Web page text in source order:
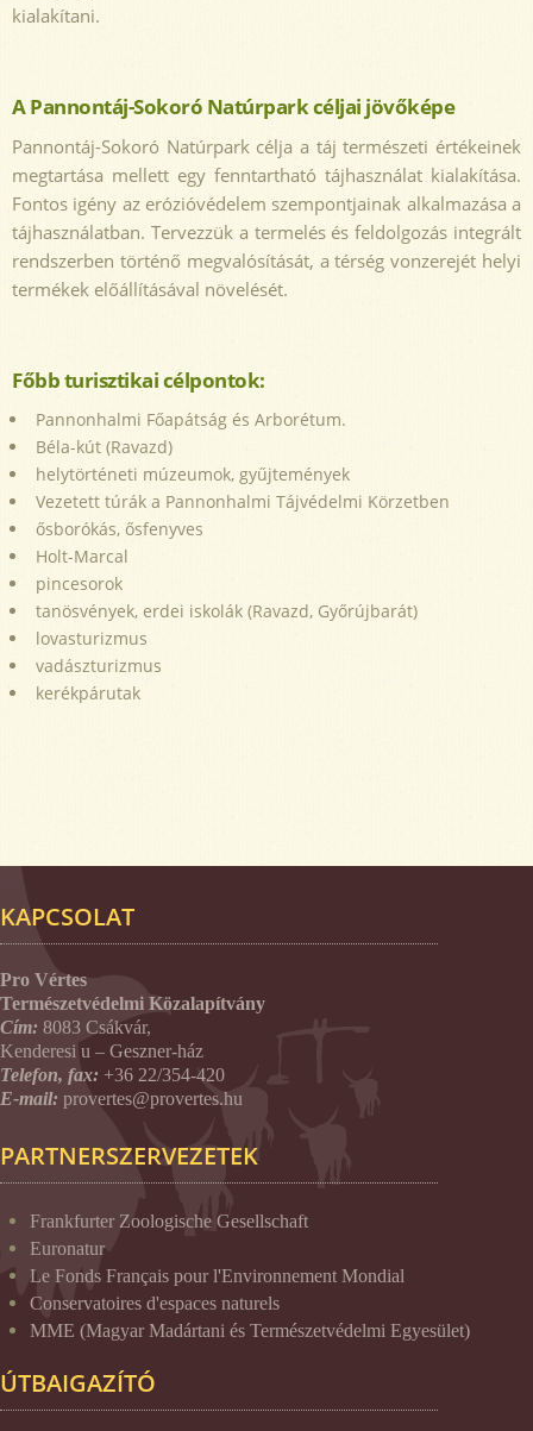
kialakítani.
A Pannontáj-Sokoró Natúrpark céljai jövőképe
Pannontáj-Sokoró Natúrpark célja a táj természeti értékeinek
megtartása mellett egy fenntartható tájhasználat kialakítása.
Fontos igény az erózióvédelem szempontjainak alkalmazása a
tájhasználatban. Tervezzük a termelés és feldolgozás integrált
rendszerben történő megvalósítását, a térség vonzerejét helyi
termékek előállításával növelését.
Főbb turisztikai célpontok:
Pannonhalmi Főapátság és Arborétum.
Béla-kút (Ravazd)
helytörténeti múzeumok, gyűjtemények
Vezetett túrák a Pannonhalmi Tájvédelmi Körzetben
ősborókás, ősfenyves
Holt-Marcal
pincesorok
tanösvények, erdei iskolák (Ravazd, Győrújbarát)
lovasturizmus
vadászturizmus
kerékpárutak
KAPCSOLAT
Pro Vértes
Természetvédelmi Közalapítvány
Cím: 8083 Csákvár,
Kenderesi u – Geszner-ház
Telefon, fax: +36 22/354-420
E-mail: provertes@provertes.hu
PARTNERSZERVEZETEK
Frankfurter Zoologische Gesellschaft
Euronatur
Le Fonds Français pour l'Environnement Mondial
Conservatoires d'espaces naturels
MME (Magyar Madártani és Természetvédelmi Egyesület)
ÚTBAIGAZÍTÓ